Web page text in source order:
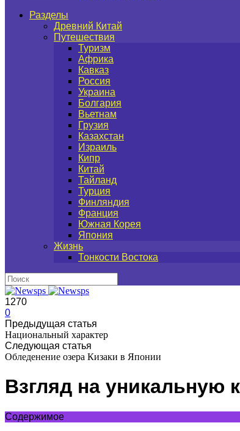
Разделы
Древний Китай
Путешествия
Туризм
Африка
Кавказ
Россия
Украина
Болгария
Вьетнам
Грузия
Казахстан
Израиль
Кипр
Китай
Тайланд
Турция
Финляндия
Франция
Южная Корея
Япония
Жизнь
Тонкости Востока
1270
0
Предыдущая статья
Национальный характер
Следующая статья
Обледенение озера Кизаки в Японии
Взгляд на уникальную
Содержимое